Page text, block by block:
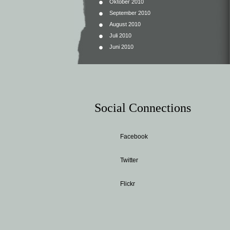
Oktober 2010
September 2010
August 2010
Juli 2010
Juni 2010
Social Connections
Facebook
Twitter
Flickr